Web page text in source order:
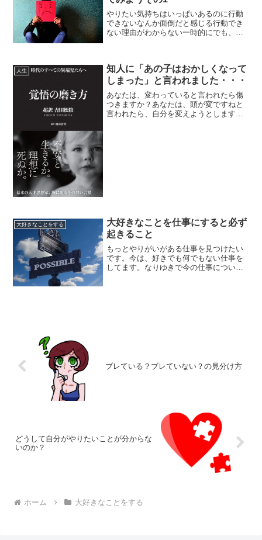
やりたい気持ちはいっぱいあるのに行動
できないなんか面倒だと感じる行動でき
ない理由がわからない一時的にでも、そ
と、もったいぶることでも...
人生
知人に「あの子はおかしくなって
しまった」と言われました・・・
あなたは、変わっていると言われたら傷
つきますか？あなたは、頭が変ですねと
言われたら、自分を変えようとします
大好きなことをする
大好きなことを仕事にすると必ず
起きること
もっとやりがいがある仕事を見つけたい
です。今は、好きでも何でもない仕事を
してます。なりゆきで今の仕事について
ブレている？ブレていない？の見分け方
どうして自分がやりたいことが分からな
いのか？
ホーム 大好きなことをする